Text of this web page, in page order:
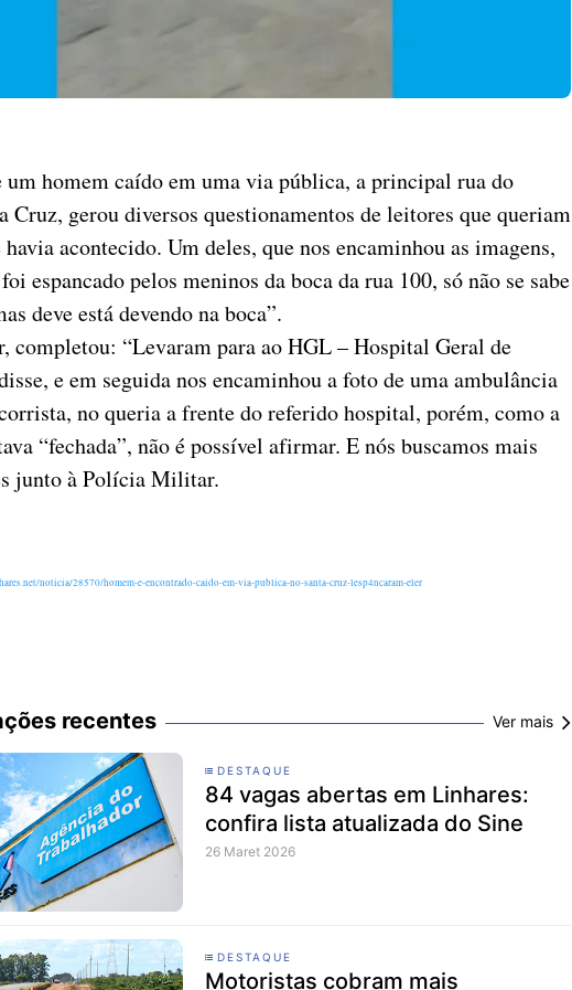
um homem caído em uma via pública, a principal rua do
Cruz, gerou diversos questionamentos de leitores que queriam
havia acontecido. Um deles, que nos encaminhou as imagens,
espancado pelos meninos da boca da rua 100, só não se sabe
deve está devendo na boca”.
completou: “Levaram para ao HGL – Hospital Geral de
e em seguida nos encaminhou a foto de uma ambulância
no queria a frente do referido hospital, porém, como a
“fechada”, não é possível afirmar. E nós buscamos mais
junto à Polícia Militar.
noticia/28570/homem-e-encontrado-caido-em-via-publica-no-santa-cruz-lesp4ncaram-eler
recentes Ver mais
DESTAQUE
84 vagas abertas em Linhares:
confira lista atualizada do Sine
26 Maret 2026
DESTAQUE
Motoristas cobram mais